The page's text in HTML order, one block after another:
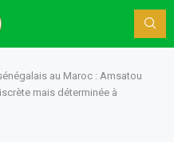
au Maroc : Amsatou
mais déterminée à